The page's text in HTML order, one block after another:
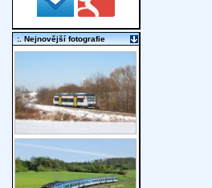
:. Nejnovější fotografie